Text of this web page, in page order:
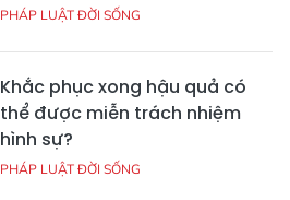
PHÁP LUẬT ĐỜI SỐNG
Khắc phục xong hậu quả có
thể được miễn trách nhiệm
hình sự?
PHÁP LUẬT ĐỜI SỐNG